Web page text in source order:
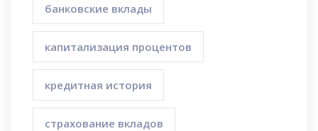
банковские вклады
капитализация процентов
кредитная история
страхование вкладов